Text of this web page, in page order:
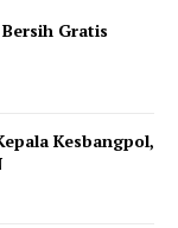
Gratis
Kesbangpol,